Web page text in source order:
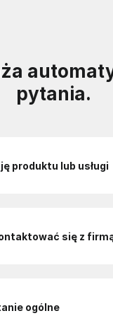
pytania.
produktu lub usługi
się z
ogólne